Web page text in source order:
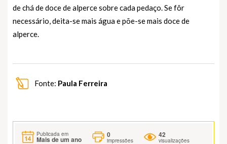
de chá de doce de alperce sobre cada pedaço. Se fôr
necessário, deita-se mais água e põe-se mais doce de
alperce.
Fonte: Paula Ferreira
Publicada em
Mais de um ano
0
impressões
42
visualizações